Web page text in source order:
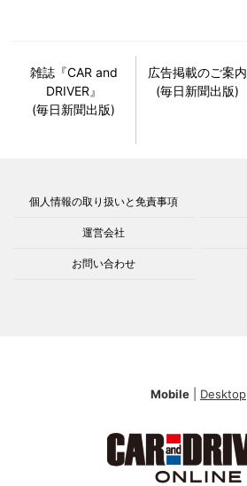
雑誌『CAR and
DRIVER』
(毎日新聞出版)
広告掲載のご案内
(毎日新聞出版)
個人情報の取り扱いと免責事項
運営会社
お問い合わせ
Mobile Desktop